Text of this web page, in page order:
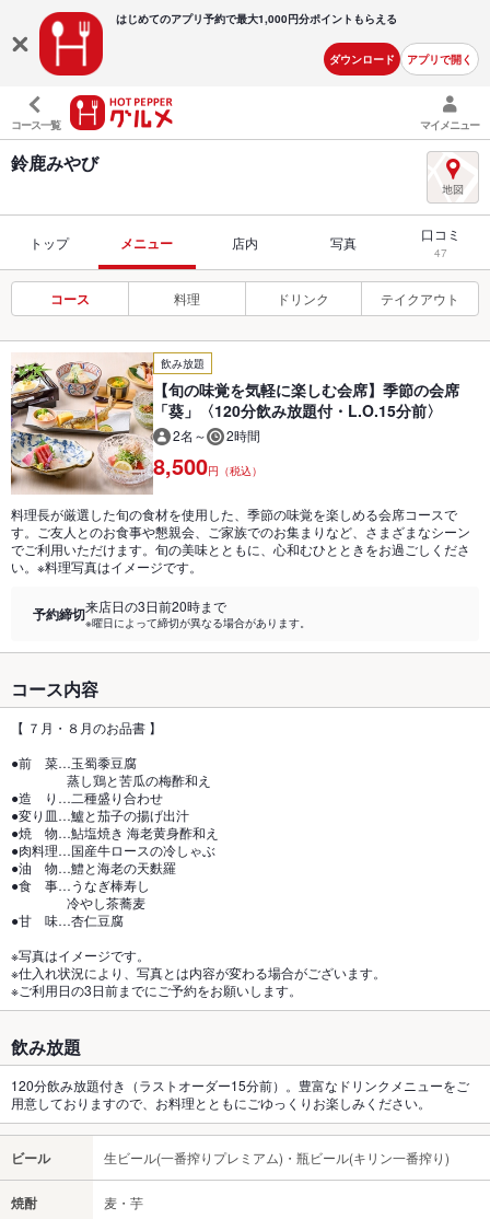
はじめてのアプリ予約で最大1,000円分ポイントもらえる
ダウンロード アプリで開く
コース一覧 マイメニュー
鈴鹿みやび
トップ メニュー 店内 写真 口コミ
47
コース 料理 ドリンク テイクアウト
飲み放題
【旬の味覚を気軽に楽しむ会席】季節の会席
「葵」〈120分飲み放題付・L.O.15分前〉
2名～ 2時間
8,500円（税込）
料理長が厳選した旬の食材を使用した、季節の味覚を楽しめる会席コースで
す。ご友人とのお食事や懇親会、ご家族でのお集まりなど、さまざまなシーン
でご利用いただけます。旬の美味とともに、心和むひとときをお過ごしくださ
い。※料理写真はイメージです。
予約締切来店日の3日前20時まで
※曜日によって締切が異なる場合があります。
コース内容
【 ７月・８月のお品書 】
●前 菜…玉蜀黍豆腐
蒸し鶏と苦瓜の梅酢和え
●造 り…二種盛り合わせ
●変り皿…鱸と茄子の揚げ出汁
●焼 物…鮎塩焼き 海老黄身酢和え
●肉料理…国産牛ロースの冷しゃぶ
●油 物…鱧と海老の天麩羅
●食 事…うなぎ棒寿し
冷やし茶蕎麦
●甘 味…杏仁豆腐
※写真はイメージです。
※仕入れ状況により、写真とは内容が変わる場合がございます。
※ご利用日の3日前までにご予約をお願いします。
飲み放題
120分飲み放題付き（ラストオーダー15分前）。豊富なドリンクメニューをご
用意しておりますので、お料理とともにごゆっくりお楽しみください。
ビール 生ビール(一番搾りプレミアム)・瓶ビール(キリン一番搾り)
焼酎 麦・芋